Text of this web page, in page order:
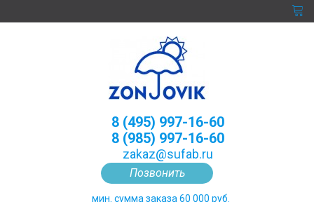
Позвонить
8 (495) 997-16-60
8 (985) 997-16-60
zakaz@sufab.ru
мин. сумма заказа 60 000 руб.